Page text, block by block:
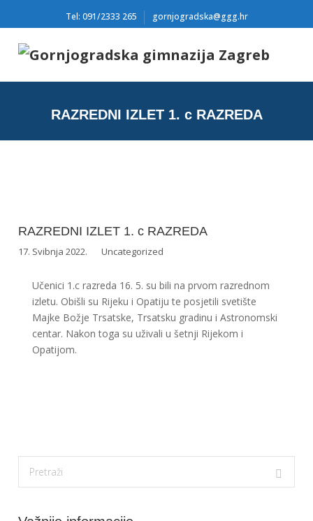
Tel: 091/2333 265 gornjogradska@ggg.hr
RAZREDNI IZLET 1. c RAZREDA
RAZREDNI IZLET 1. c RAZREDA
17. Svibnja 2022. Uncategorized
Učenici 1.c razreda 16. 5. su bili na prvom razrednom
izletu. Obišli su Rijeku i Opatiju te posjetili svetište
Majke Božje Trsatske, Trsatsku gradinu i Astronomski
centar. Nakon toga su uživali u šetnji Rijekom i
Opatijom.